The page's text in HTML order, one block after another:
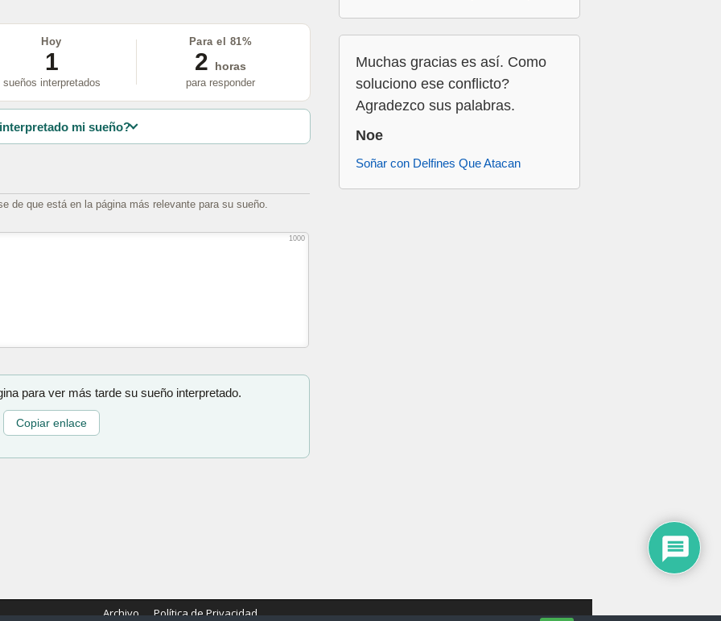
Hoy
1
sueños interpretados
Para el 81%
2
horas
para responder
mi sueño?
de que está en la página más relevante para su sueño.
1000
para ver más tarde su sueño interpretado.
Copiar enlace
Muchas gracias es así. Como
soluciono ese conflicto?
Agradezco sus palabras.
Noe
Soñar con Delfines Que Atacan
Archivo Política de Privacidad